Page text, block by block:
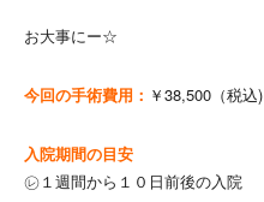
お大事にー☆
今回の手術費用： ￥38,500（税込)
入院期間の目安
㋹１週間から１０日前後の入院